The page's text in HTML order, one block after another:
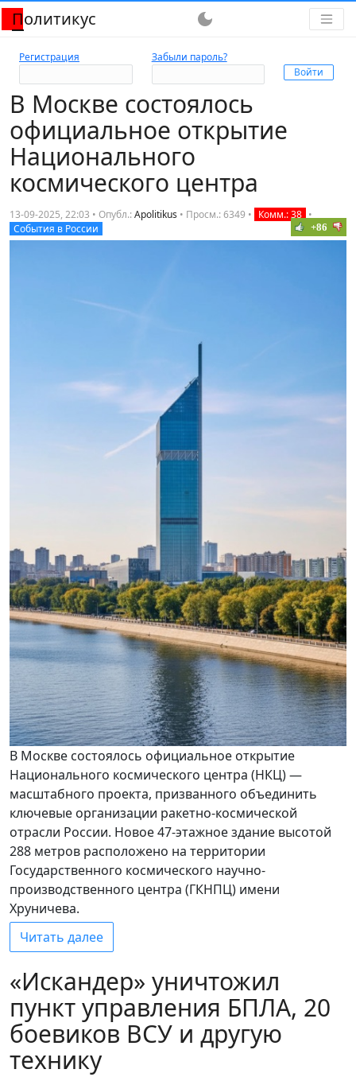
Политикус dark_mode
Регистрация Забыли пароль?
В Москве состоялось
официальное открытие
Национального
космического центра
13-09-2025, 22:03 • Опубл.:Apolitikus • Просм.: 6349 • Комм.: 38 •
События в России
+86
В Москве состоялось официальное открытие
Национального космического центра (НКЦ) —
масштабного проекта, призванного объединить
ключевые организации ракетно-космической
отрасли России. Новое 47-этажное здание высотой
288 метров расположено на территории
Государственного космического научно-
производственного центра (ГКНПЦ) имени
Хруничева.
Читать далее
«Искандер» уничтожил
пункт управления БПЛА, 20
боевиков ВСУ и другую
технику